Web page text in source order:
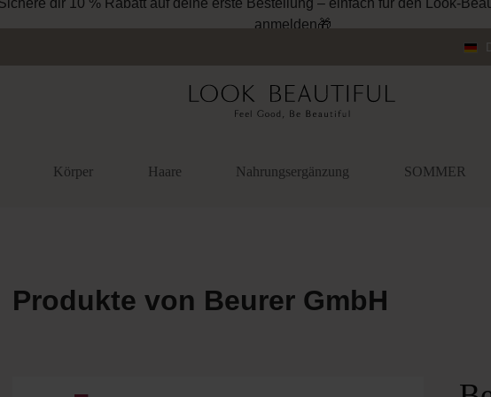
Sichere dir 10 % Rabatt auf deine erste
Körper Haare Nahrungsergänzung SOMMER
Produkte von Beurer GmbH